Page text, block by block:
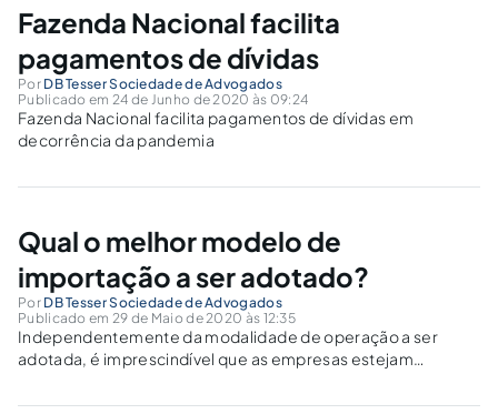
Fazenda Nacional facilita
pagamentos de dívidas
Por DB Tesser Sociedade de Advogados
Publicado em 24 de Junho de 2020 às 09:24
Fazenda Nacional facilita pagamentos de dívidas em
decorrência da pandemia
Qual o melhor modelo de
importação a ser adotado?
Por DB Tesser Sociedade de Advogados
Publicado em 29 de Maio de 2020 às 12:35
Independentemente da modalidade de operação a ser
adotada, é imprescindível que as empresas estejam
previamente vinculado ao Siscomex.